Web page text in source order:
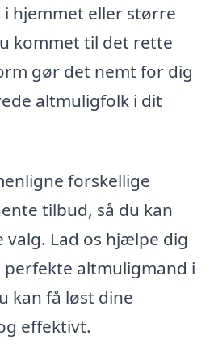
hjemmet eller større
kommet til det rette
gør det nemt for dig
altmuligfolk i dit
forskellige
tilbud, så du kan
Lad os hjælpe dig
altmuligmand i
kan få løst dine
effektivt.